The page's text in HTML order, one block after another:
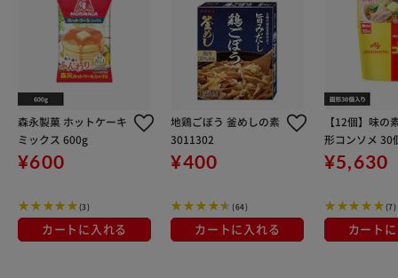
森永製菓 ホットケーキ
ミックス 600g
¥600
(3)
カートに入れる
地鶏ごぼう 釜めしの素
3011302
¥400
(64)
カートに入れる
【12個】味の
形コンソメ 30
チパック
¥5,630
(7)
カート